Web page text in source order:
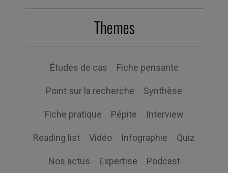
Themes
Études de cas Fiche pensante
Point sur la recherche Synthèse
Fiche pratique Pépite Interview
Reading list Vidéo Infographie Quiz
Nos actus Expertise Podcast